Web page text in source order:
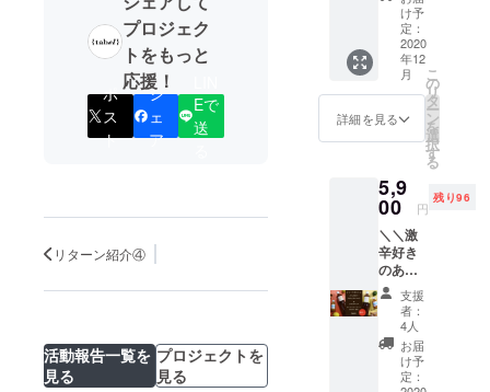
プロジェク
トをもっと
応援！
ポ
ス
ト
シ
ェ
ア
Eで
送
リターン紹介④
活動報告一覧を
見る
プロジェクトを
見る
ら山場
だ！気
合を入
れた
い！ ・
気にな
る ※お
11月末
~12月末
を予定
してい
ます。
※デザイ
ンはイ
メージ
です。
変更に
なる可
能性が
ありま
より
ハーブ
の香り
が試作
よりも
なって
しまい
。涙 そ
こで、
ホー
リーバ
ジルを
別添し
ますの
で、ボ
トルの
中に入
れてし
ばらく
ます。
リリと
効く高
知県の
黄金生
姜を
たっぷ
りと
チック
な味わ
いのジ
ンジャ
エール
は、リ
フレッ
シュし
たい時
や浄化
したい
時に
ラシ
ロップ&
ジン
ジャー
シロッ
プ飲み
比べ
セット
(Sサイ
シロッ
プ1本で
6~7杯分
のドリ
ンクが
つくれ
るお試
し用サ
イズ
元気が
湧き上
がって
け予
定：
2020
年12
月
詳細を見る
こ
の
リ
タ
ー
ン
を
選
択
す
る
5,9
00 円
残り96
＼＼激
辛好き
のあな
たに送
る！／
／ 【天
国送り
の辛口
キッ
支援
者：
4人
お届
け予
定：